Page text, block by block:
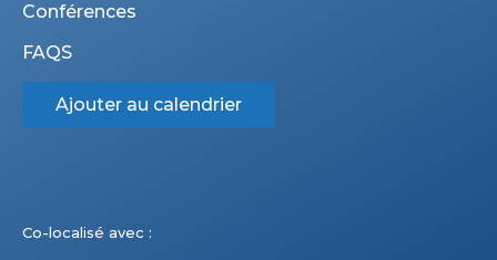
Conférences
FAQS
Ajouter au calendrier
Co-localisé avec :